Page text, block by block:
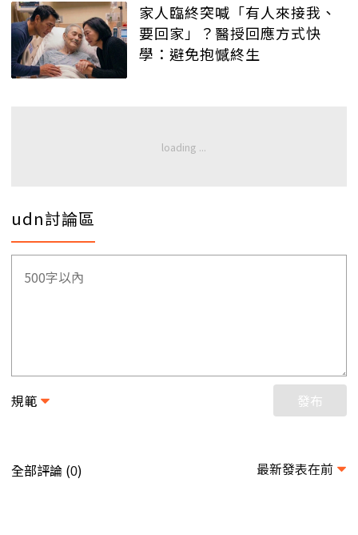
家人臨終突喊「有人來接我、
要回家」？醫授回應方式快
學：避免抱憾終生
udn討論區
規範 發布
全部評論 (0) 最新發表在前